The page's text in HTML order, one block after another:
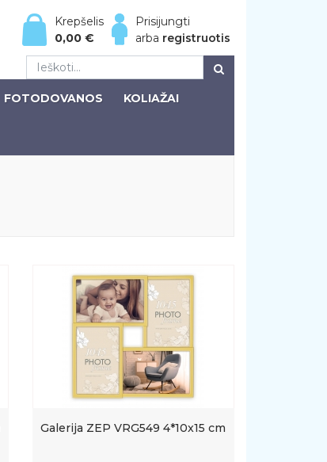
Prisijungti
arba registruotis
Krepšelis
0,00€
FOTODOVANOS KOLIAŽAI
Galerija ZEP VRG549 4*10x15 cm